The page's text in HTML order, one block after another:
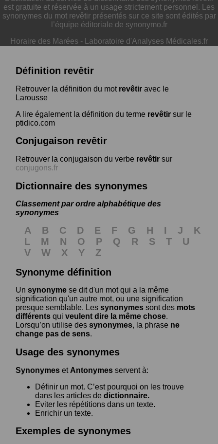
est gratuite et réservée à un usage strictement personnel. Les
synonymes du mot revêtir présentés sur ce site sont édités par
l’équipe éditoriale de synonymo.fr
Horaire des Marées - Laboratoire d'Analyses Médicales.fr
Définition revêtir
Retrouver la définition du mot revêtir avec le
Larousse
A lire également la définition du terme revêtir sur le
ptidico.com
Conjugaison revêtir
Retrouver la conjugaison du verbe revêtir sur
conjugons.fr
Dictionnaire des synonymes
Classement par ordre alphabétique des
synonymes
A B C D E F G H I J
K
L
M N O P Q R S T
U
V
W X Y
Z
Synonyme définition
Un synonyme se dit d'un mot qui a la même
signification qu'un autre mot, ou une signification
presque semblable. Les synonymes sont des mots
différents qui veulent dire la même chose.
Lorsqu’on utilise des synonymes, la phrase ne
change pas de sens.
Usage des synonymes
Synonymes et Antonymes servent à:
Définir un mot. C’est pourquoi on les trouve
dans les articles de dictionnaire.
Eviter les répétitions dans un texte.
Enrichir un texte.
Exemples de synonymes